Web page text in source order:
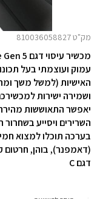
מק"ט 810036058827
עמוק ועוצמתי בעל
האישיות (למשל משך
יאפשר התאוששות
השרירים ויסייע
בערכה תוכלו למצוא
דגם C